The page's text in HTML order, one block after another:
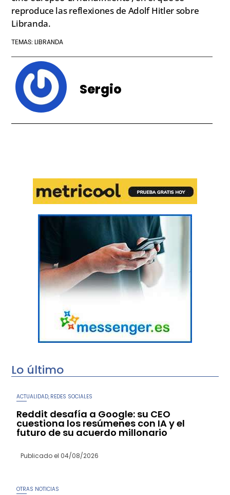
reproduce las reflexiones de Adolf Hitler sobre
Libranda.
TEMAS:LIBRANDA
Sergio
Lo último
ACTUALIDAD REDES SOCIALES
Reddit desafía a Google: su CEO
cuestiona los resúmenes con IA y el
futuro de su acuerdo millonario
Publicado el 04/08/2026
OTRAS NOTICIAS